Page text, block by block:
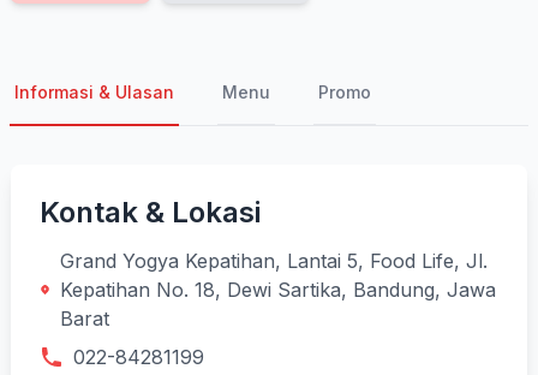
Informasi & Ulasan Menu Promo
Kontak & Lokasi
Grand Yogya Kepatihan, Lantai 5, Food Life, Jl.
Kepatihan No. 18, Dewi Sartika, Bandung, Jawa
Barat
022-84281199